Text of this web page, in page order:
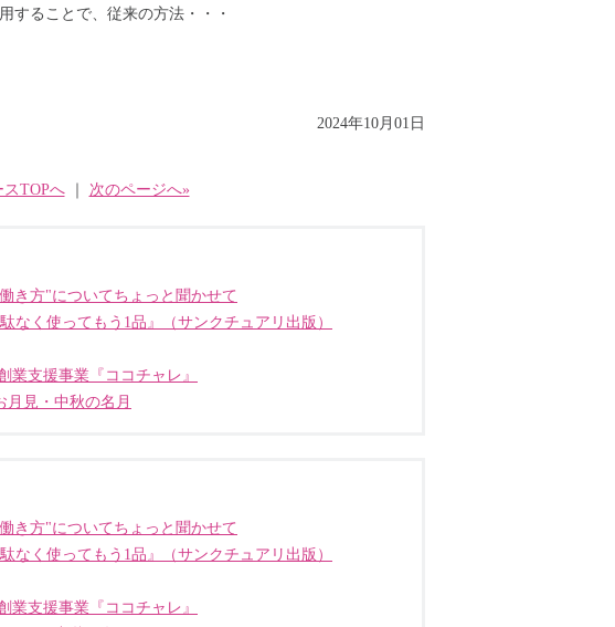
することで、従来の方法・・・
2024年10月01日
スTOPへ｜ 次のページへ»
き方"についてちょっと聞かせて
く使ってもう1品』（サンクチュアリ出版）
業支援事業『ココチャレ』
月見・中秋の名月
き方"についてちょっと聞かせて
く使ってもう1品』（サンクチュアリ出版）
業支援事業『ココチャレ』